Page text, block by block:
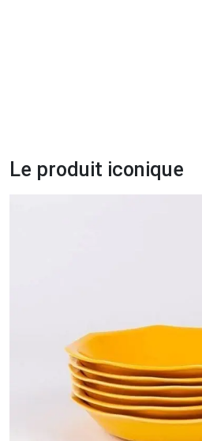
Le produit iconique